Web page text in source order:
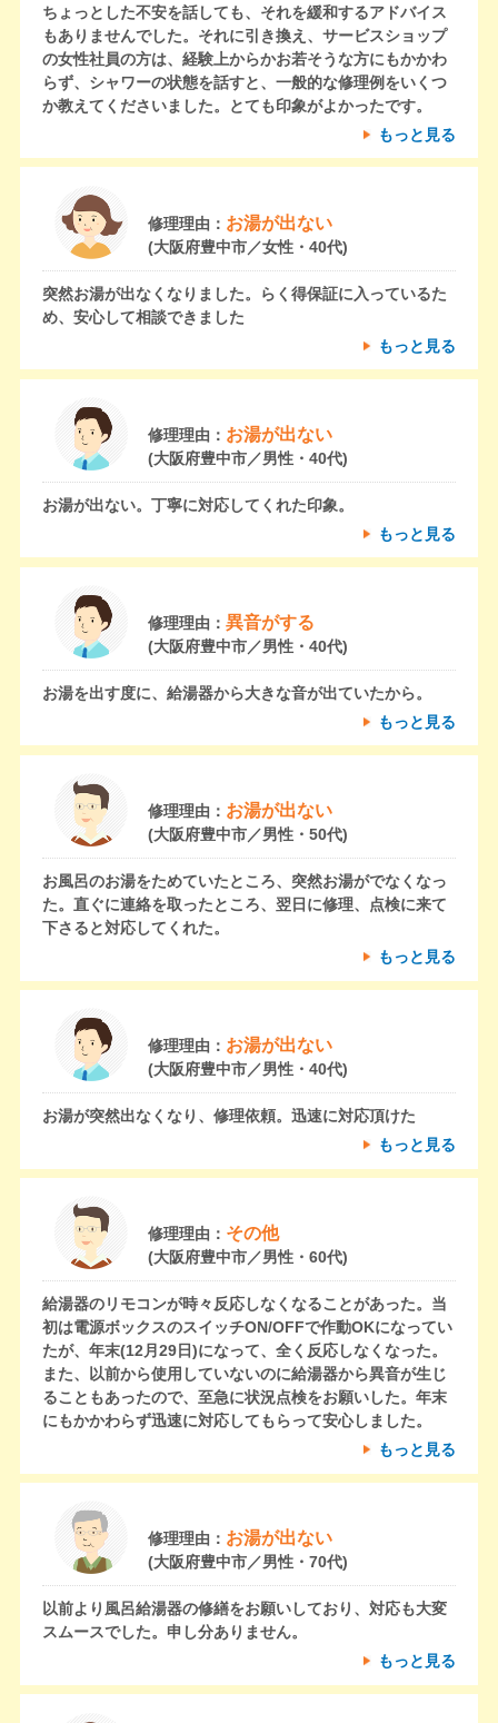
ちょっとした不安を話しても、それを緩和するアドバイス
もありませんでした。それに引き換え、サービスショップ
の女性社員の方は、経験上からかお若そうな方にもかかわ
らず、シャワーの状態を話すと、一般的な修理例をいくつ
か教えてくださいました。とても印象がよかったです。
もっと見る
修理理由： お湯が出ない
(大阪府豊中市／女性・40代)
突然お湯が出なくなりました。らく得保証に入っているた
め、安心して相談できました
もっと見る
修理理由： お湯が出ない
(大阪府豊中市／男性・40代)
お湯が出ない。丁寧に対応してくれた印象。
もっと見る
修理理由： 異音がする
(大阪府豊中市／男性・40代)
お湯を出す度に、給湯器から大きな音が出ていたから。
もっと見る
修理理由： お湯が出ない
(大阪府豊中市／男性・50代)
お風呂のお湯をためていたところ、突然お湯がでなくなっ
た。直ぐに連絡を取ったところ、翌日に修理、点検に来て
下さると対応してくれた。
もっと見る
修理理由： お湯が出ない
(大阪府豊中市／男性・40代)
お湯が突然出なくなり、修理依頼。迅速に対応頂けた
もっと見る
修理理由： その他
(大阪府豊中市／男性・60代)
給湯器のリモコンが時々反応しなくなることがあった。当
初は電源ボックスのスイッチON/OFFで作動OKになってい
たが、年末(12月29日)になって、全く反応しなくなった。
また、以前から使用していないのに給湯器から異音が生じ
ることもあったので、至急に状況点検をお願いした。年末
にもかかわらず迅速に対応してもらって安心しました。
もっと見る
修理理由： お湯が出ない
(大阪府豊中市／男性・70代)
以前より風呂給湯器の修繕をお願いしており、対応も大変
スムースでした。申し分ありません。
もっと見る